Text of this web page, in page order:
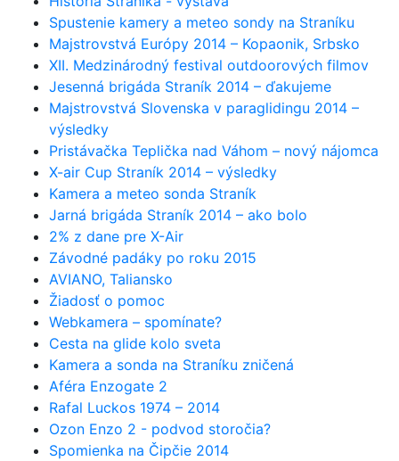
Spustenie kamery a meteo sondy na Straníku
Majstrovstvá Európy 2014 – Kopaonik, Srbsko
XII. Medzinárodný festival outdoorových filmov
Jesenná brigáda Straník 2014 – ďakujeme
Majstrovstvá Slovenska v paraglidingu 2014 –
výsledky
Pristávačka Teplička nad Váhom – nový nájomca
X-air Cup Straník 2014 – výsledky
Kamera a meteo sonda Straník
Jarná brigáda Straník 2014 – ako bolo
2% z dane pre X-Air
Závodné padáky po roku 2015
AVIANO, Taliansko
Žiadosť o pomoc
Webkamera – spomínate?
Cesta na glide kolo sveta
Kamera a sonda na Straníku zničená
Aféra Enzogate 2
Rafal Luckos 1974 – 2014
Ozon Enzo 2 - podvod storočia?
Spomienka na Čipčie 2014